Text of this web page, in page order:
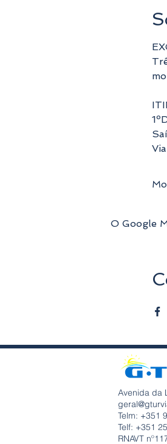
O Google
Avenida da
Telm: +351
Telf: +351
RNAVT